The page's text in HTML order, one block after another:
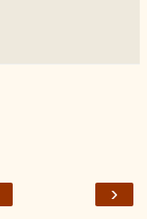
›